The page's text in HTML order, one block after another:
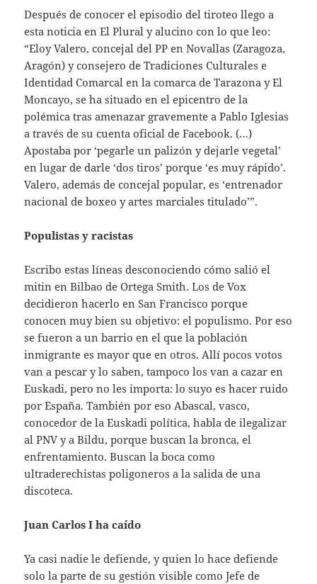
Después de conocer el episodio del tiroteo llego a
esta noticia en El Plural y alucino con lo que leo:
“Eloy Valero, concejal del PP en Novallas (Zaragoza,
Aragón) y consejero de Tradiciones Culturales e
Identidad Comarcal en la comarca de Tarazona y El
Moncayo, se ha situado en el epicentro de la
polémica tras amenazar gravemente a Pablo Iglesias
a través de su cuenta oficial de Facebook. (…)
Apostaba por ‘pegarle un palizón y dejarle vegetal’
en lugar de darle ‘dos tiros’ porque ‘es muy rápido’.
Valero, además de concejal popular, es ‘entrenador
nacional de boxeo y artes marciales titulado’”.
Populistas y racistas
Escribo estas líneas desconociendo cómo salió el
mitin en Bilbao de Ortega Smith. Los de Vox
decidieron hacerlo en San Francisco porque
conocen muy bien su objetivo: el populismo. Por eso
se fueron a un barrio en el que la población
inmigrante es mayor que en otros. Allí pocos votos
van a pescar y lo saben, tampoco los van a cazar en
Euskadi, pero no les importa: lo suyo es hacer ruido
por España. También por eso Abascal, vasco,
conocedor de la Euskadi política, habla de ilegalizar
al PNV y a Bildu, porque buscan la bronca, el
enfrentamiento. Buscan la boca como
ultraderechistas poligoneros a la salida de una
discoteca.
Juan Carlos I ha caído
Ya casi nadie le defiende, y quien lo hace defiende
solo la parte de su gestión visible como Jefe de